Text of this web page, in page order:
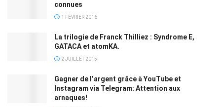
connues
1 FÉVRIER 2016
La trilogie de Franck Thilliez : Syndrome E,
GATACA et atomKA.
2 JUILLET 2015
Gagner de l’argent grâce à YouTube et
Instagram via Telegram: Attention aux
arnaques!